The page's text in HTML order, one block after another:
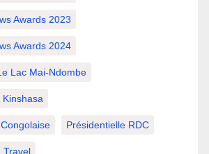
Awards 2023
Awards 2024
Lac Mai-Ndombe
Kinshasa
Présidentielle RDC
Travel